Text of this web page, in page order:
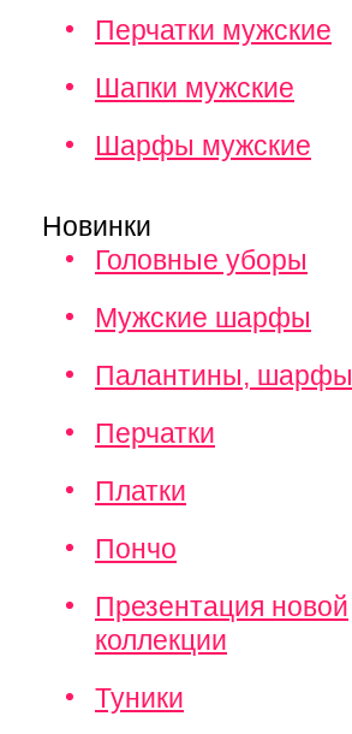
Перчатки мужские
Шапки мужские
Шарфы мужские
Новинки
Головные уборы
Мужские шарфы
Палантины, шарфы
Перчатки
Платки
Пончо
Презентация новой
коллекции
Туники